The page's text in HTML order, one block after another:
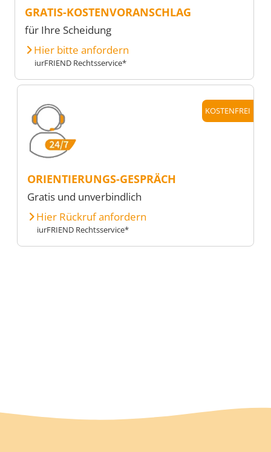
GRATIS-KOSTENVORANSCHLAG
für Ihre Scheidung
Hier bitte anfordern
iurFRIEND Rechtsservice*
KOSTENFREI
ORIENTIERUNGS-GESPRÄCH
Gratis und unverbindlich
Hier Rückruf anfordern
iurFRIEND Rechtsservice*